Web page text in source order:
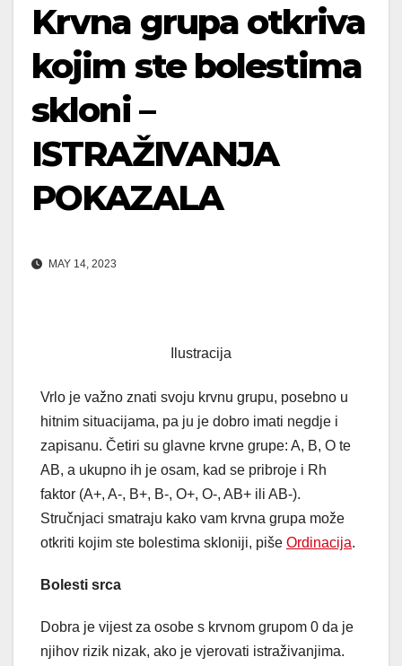
Krvna grupa otkriva
kojim ste bolestima
skloni –
ISTRAŽIVANJA
POKAZALA
MAY 14, 2023
Ilustracija
Vrlo je važno znati svoju krvnu grupu, posebno u
hitnim situacijama, pa ju je dobro imati negdje i
zapisanu. Četiri su glavne krvne grupe: A, B, O te
AB, a ukupno ih je osam, kad se pribroje i Rh
faktor (A+, A-, B+, B-, O+, O-, AB+ ili AB-).
Stručnjaci smatraju kako vam krvna grupa može
otkriti kojim ste bolestima skloniji, piše Ordinacija.
Bolesti srca
Dobra je vijest za osobe s krvnom grupom 0 da je
njihov rizik nizak, ako je vjerovati istraživanjima.